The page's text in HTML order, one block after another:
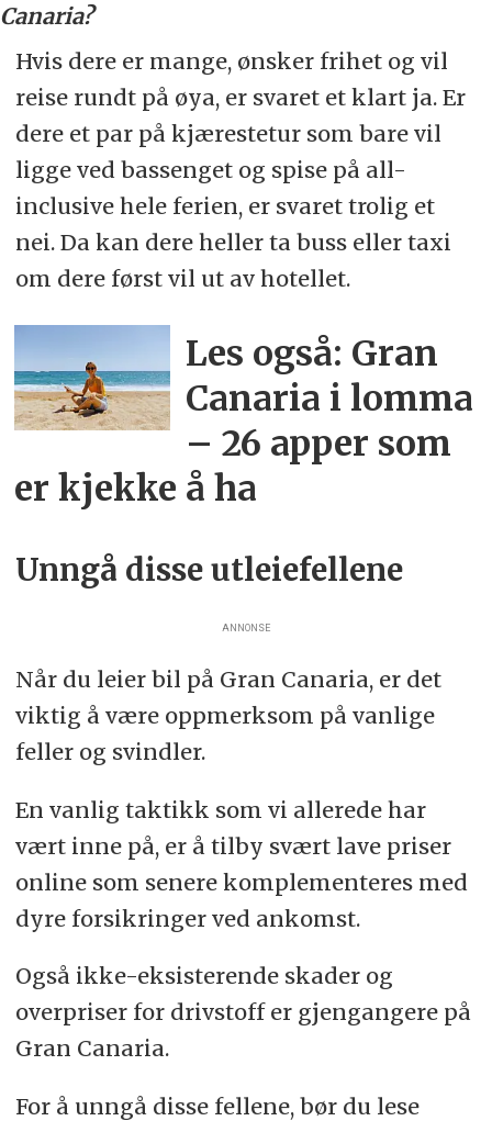
Canaria?
Hvis dere er mange, ønsker frihet og vil
reise rundt på øya, er svaret et klart ja. Er
dere et par på kjærestetur som bare vil
ligge ved bassenget og spise på all-
inclusive hele ferien, er svaret trolig et
nei. Da kan dere heller ta buss eller taxi
om dere først vil ut av hotellet.
Les også: Gran
Canaria i lomma
– 26 apper som
er kjekke å ha
Unngå disse utleiefellene
ANNONSE
Når du leier bil på Gran Canaria, er det
viktig å være oppmerksom på vanlige
feller og svindler.
En vanlig taktikk som vi allerede har
vært inne på, er å tilby svært lave priser
online som senere komplementeres med
dyre forsikringer ved ankomst.
Også ikke-eksisterende skader og
overpriser for drivstoff er gjengangere på
Gran Canaria.
For å unngå disse fellene, bør du lese